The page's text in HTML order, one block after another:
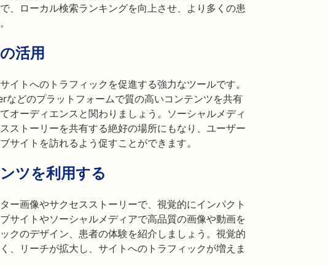
、ローカル検索ランキングを向上させ、より多くの患
活用
イトへのトラフィックを促進する強力なツールです。
どのプラットフォームで質の高いコンテンツを共有
オーディエンスと関わりましょう。ソーシャルメディ
ストーリーを共有する絶好の場所にもなり、ユーザー
サイトを訪れるよう促すことができます。
ツを利用する
ー画像やサクセスストーリーで、視覚的にインパクト
サイトやソーシャルメディアで高品質の画像や動画を
クのデザイン、患者の体験を紹介しましょう。視覚的
、リーチが拡大し、サイトへのトラフィックが増えま